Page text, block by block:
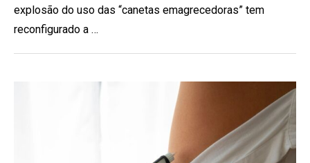
explosão do uso das “canetas emagrecedoras” tem
reconfigurado a …